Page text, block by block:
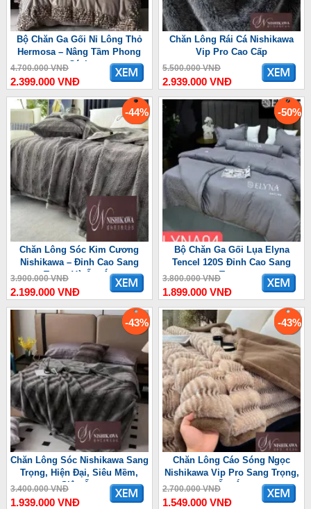
Bộ Chăn Ga Gối Nỉ Lông Thỏ
Hermosa – Nâng Tầm Phong
Cách
4.700.000 VNĐ
2.399.000 VNĐ
Chăn Lông Rái Cá Nishikawa
Vip Pro Cao Cấp
5.500.000 VNĐ
2.939.000 VNĐ
-44%
Chăn Lông Sóc Kim Cương
Nishikawa – Đỉnh Cao Sang
Trọng Và Ấm Áp
3.900.000 VNĐ
2.199.000 VNĐ
-50%
Bộ Chăn Ga Gối Lụa Elyna
Tencel 120S Đỉnh Cao Sang
Trọng
3.800.000 VNĐ
1.899.000 VNĐ
-43%
Chăn Lông Sóc Nishikawa Sang
Trọng, Hiện Đại, Siêu Mềm,
Siêu Ấm
3.400.000 VNĐ
1.939.000 VNĐ
-43%
Chăn Lông Cáo Sóng Ngọc
Nishikawa Vip Pro Sang Trọng,
Ấm Áp
2.700.000 VNĐ
1.549.000 VNĐ